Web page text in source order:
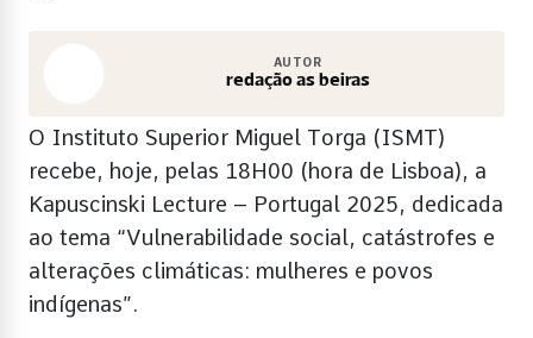
AUTOR
redação as beiras
O Instituto Superior Miguel Torga (ISMT)
recebe, hoje, pelas 18H00 (hora de Lisboa), a
Kapuscinski Lecture – Portugal 2025, dedicada
ao tema “Vulnerabilidade social, catástrofes e
alterações climáticas: mulheres e povos
indígenas”.